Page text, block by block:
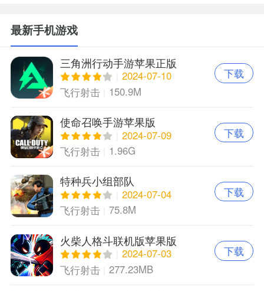
最新手机游戏
三角洲行动手游苹果正版
2024-07-10
飞行射击
150.9M
下载
使命召唤手游苹果版
2024-07-09
飞行射击
1.96G
下载
特种兵小组部队
2024-07-04
飞行射击
75.8M
下载
火柴人格斗联机版苹果版
2024-07-03
飞行射击
277.23MB
下载